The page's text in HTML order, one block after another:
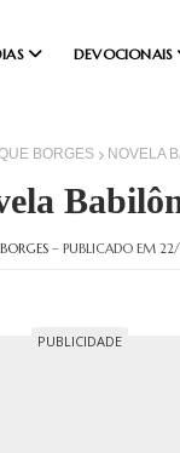
DEVOCIONAIS
BORGES NOVELA
– PUBLICADO EM